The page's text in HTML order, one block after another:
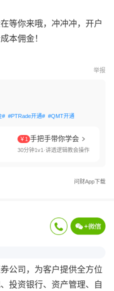
等你来哦，冲冲冲，开户
本佣金！
举报
# #PTRade开通# #QMT开通#
￥1 手把手带你学会
30分钟1v1·讲透逻辑教会操作
问财App下载
公司，为客户提供全方位
投资银行、资产管理、自